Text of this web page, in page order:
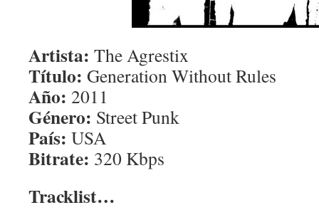
Artista: The Agrestix
Título: Generation Without Rules
Año: 2011
Género: Street Punk
País: USA
Bitrate: 320 Kbps
Tracklist…